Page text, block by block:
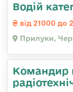
Водій
від 21000 до
Прилуки,
Командир